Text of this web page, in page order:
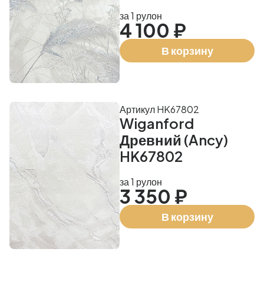
за 1 рулон
4 100 ₽
В корзину
Wiganford
Древний (Ancy)
HK67802
Артикул HK67802
за 1 рулон
3 350 ₽
В корзину